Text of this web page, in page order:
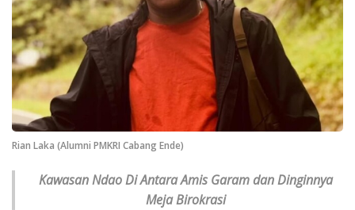
Rian Laka (Alumni PMKRI Cabang Ende)
Kawasan Ndao Di Antara Amis Garam dan Dinginnya
Meja Birokrasi